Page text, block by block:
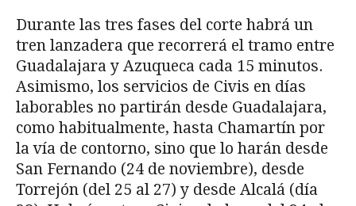
Durante las tres fases del corte habrá un
tren lanzadera que recorrerá el tramo entre
Guadalajara y Azuqueca cada 15 minutos.
Asimismo, los servicios de Civis en días
laborables no partirán desde Guadalajara,
como habitualmente, hasta Chamartín por
la vía de contorno, sino que lo harán desde
San Fernando (24 de noviembre), desde
Torrejón (del 25 al 27) y desde Alcalá (día